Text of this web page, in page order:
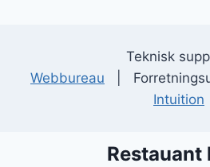
Teknisk
Webbureau |
Intuition
Restauant